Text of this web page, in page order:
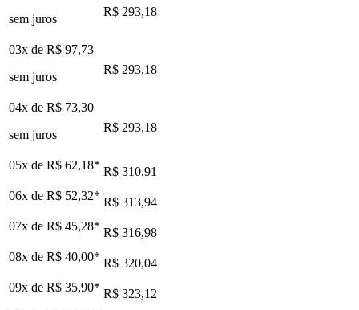
sem juros
R$ 293,18
03x de R$ 97,73
sem juros
R$ 293,18
04x de R$ 73,30
sem juros
R$ 293,18
05x de R$ 62,18* R$ 310,91
06x de R$ 52,32* R$ 313,94
07x de R$ 45,28* R$ 316,98
08x de R$ 40,00* R$ 320,04
09x de R$ 35,90* R$ 323,12